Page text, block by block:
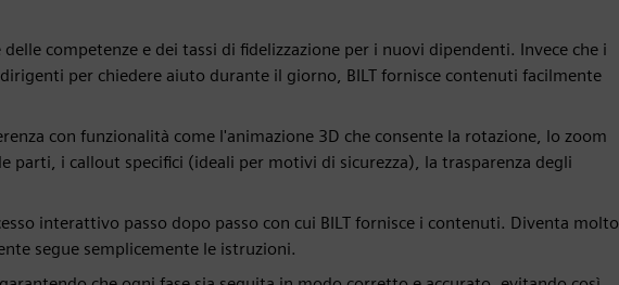
competenze e dei tassi di fidelizzazione per i nuovi dipendenti. Invece che i
per chiedere aiuto durante il giorno, BILT fornisce contenuti facilmente
con funzionalità come l'animazione 3D che consente la rotazione, lo zoom
parti, i callout specifici (ideali per motivi di sicurezza), la trasparenza degli
interattivo passo dopo passo con cui BILT fornisce i contenuti. Diventa molto
segue semplicemente le istruzioni.